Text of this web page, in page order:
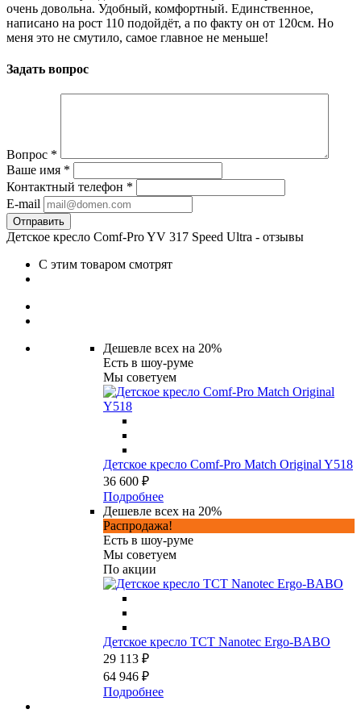
очень довольна. Удобный, комфортный. Единственное,
написано на рост 110 подойдёт, а по факту он от 120см. Но
меня это не смутило, самое главное не меньше!
Задать вопрос
Вопрос *
Ваше имя *
Контактный телефон *
E-mail
Детское кресло Comf-Pro YV 317 Speed Ultra - отзывы
С этим товаром смотрят
Дешевле всех на 20%
Есть в шоу-руме
Мы советуем
Детское кресло Сomf-Pro Match Original Y518
36 600 ₽
Подробнее
Дешевле всех на 20%
Распродажа!
Есть в шоу-руме
Мы советуем
По акции
Детское кресло TCT Nanotec Ergo-BABO
29 113 ₽
64 946 ₽
Подробнее